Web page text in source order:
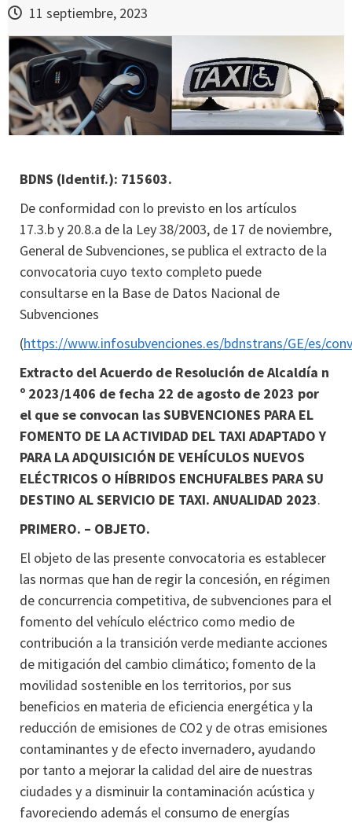
11 septiembre, 2023
BDNS (Identif.): 715603.
De conformidad con lo previsto en los artículos
17.3.b y 20.8.a de la Ley 38/2003, de 17 de noviembre,
General de Subvenciones, se publica el extracto de la
convocatoria cuyo texto completo puede
consultarse en la Base de Datos Nacional de
Subvenciones
(https://www.infosubvenciones.es/bdnstrans/GE/es/
Extracto del Acuerdo de Resolución de Alcaldía n
º 2023/1406 de fecha 22 de agosto de 2023 por
el que se convocan lasSUBVENCIONES PARA EL
FOMENTO DE LA ACTIVIDAD DEL TAXI ADAPTADO Y
PARA LA ADQUISICIÓN DE VEHÍCULOS NUEVOS
ELÉCTRICOS O HÍBRIDOS ENCHUFALBES PARA SU
DESTINO AL SERVICIO DE TAXI. ANUALIDAD 2023.
PRIMERO. – OBJETO.
El objeto de las presente convocatoria es establecer
las normas que han de regir la concesión, en régimen
de concurrencia competitiva, de subvenciones para el
fomento del vehículo eléctrico como medio de
contribución a la transición verde mediante acciones
de mitigación del cambio climático; fomento de la
movilidad sostenible en los territorios, por sus
beneficios en materia de eficiencia energética y la
reducción de emisiones de CO2 y de otras emisiones
contaminantes y de efecto invernadero, ayudando
por tanto a mejorar la calidad del aire de nuestras
ciudades y a disminuir la contaminación acústica y
favoreciendo además el consumo de energías